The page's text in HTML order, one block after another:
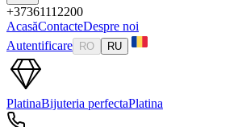
+37361112200
AcasăContacteDespre noi
Autentificare
RO RU
PlatinaBijuteria perfectaPlatina